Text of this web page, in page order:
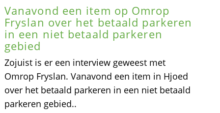
Vanavond een item op Omrop
Fryslan over het betaald parkeren
in een niet betaald parkeren
gebied
Zojuist is er een interview geweest met
Omrop Fryslan. Vanavond een item in Hjoed
over het betaald parkeren in een niet betaald
parkeren gebied..